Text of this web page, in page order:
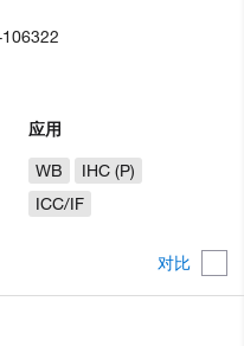
对比
应用
WB
IHC (P)
ICC/IF
106322